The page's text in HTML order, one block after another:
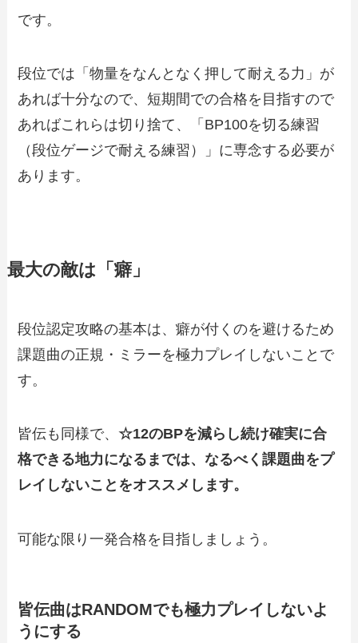
です。
段位では「物量をなんとなく押して耐える力」が
あれば十分なので、短期間での合格を目指すので
あればこれらは切り捨て、「BP100を切る練習
（段位ゲージで耐える練習）」に専念する必要が
あります。
最大の敵は「癖」
段位認定攻略の基本は、癖が付くのを避けるため
課題曲の正規・ミラーを極力プレイしないことで
す。
皆伝も同様で、☆12のBPを減らし続け確実に合
格できる地力になるまでは、なるべく課題曲をプ
レイしないことをオススメします。
可能な限り一発合格を目指しましょう。
皆伝曲はRANDOMでも極力プレイしないよ
うにする